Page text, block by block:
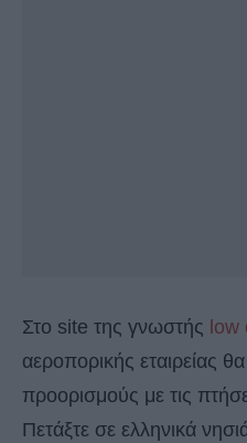
Στο site της γνωστής low
αεροπορικής εταιρείας
προορισμούς με τις
Πετάξτε σε ελληνικά